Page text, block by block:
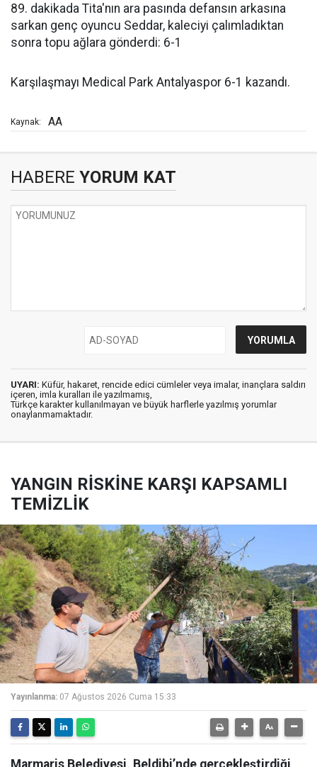
89. dakikada Tita'nın ara pasında defansın arkasına
sarkan genç oyuncu Seddar, kaleciyi çalımladıktan
sonra topu ağlara gönderdi: 6-1
Karşılaşmayı Medical Park Antalyaspor 6-1 kazandı.
Kaynak: AA
HABERE YORUM KAT
UYARI: Küfür, hakaret, rencide edici cümleler veya imalar, inançlara saldırı
içeren, imla kuralları ile yazılmamış,
Türkçe karakter kullanılmayan ve büyük harflerle yazılmış yorumlar
onaylanmamaktadır.
YANGIN RİSKİNE KARŞI KAPSAMLI
TEMİZLİK
Yayınlanma: 07 Ağustos 2026 Cuma 15:33
Marmaris Belediyesi, Beldibi’nde gerçekleştirdiği